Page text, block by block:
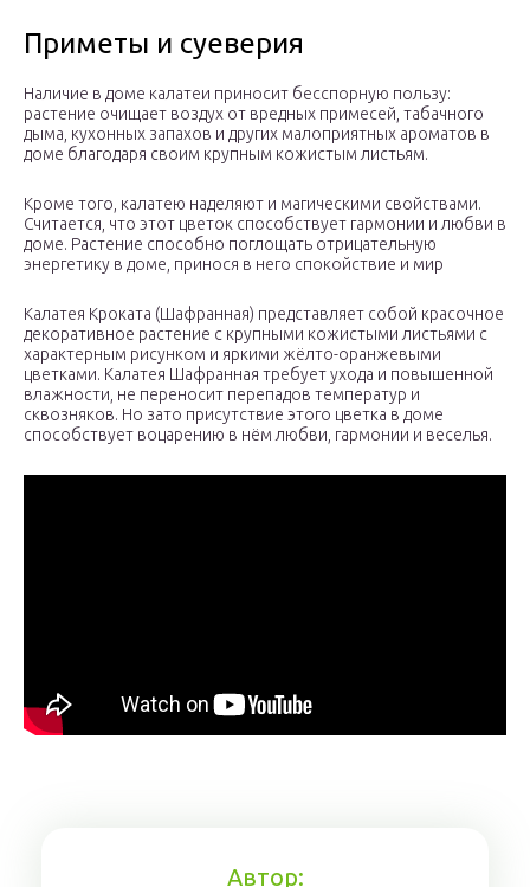
Приметы и суеверия
Наличие в доме калатеи приносит бесспорную пользу:
растение очищает воздух от вредных примесей, табачного
дыма, кухонных запахов и других малоприятных ароматов в
доме благодаря своим крупным кожистым листьям.
Кроме того, калатею наделяют и магическими свойствами.
Считается, что этот цветок способствует гармонии и любви в
доме. Растение способно поглощать отрицательную
энергетику в доме, принося в него спокойствие и мир
Калатея Кроката (Шафранная) представляет собой красочное
декоративное растение с крупными кожистыми листьями с
характерным рисунком и яркими жёлто-оранжевыми
цветками. Калатея Шафранная требует ухода и повышенной
влажности, не переносит перепадов температур и
сквозняков. Но зато присутствие этого цветка в доме
способствует воцарению в нём любви, гармонии и веселья.
Автор: